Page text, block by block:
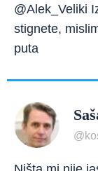
@Alek_Veliki
stignete,
puta